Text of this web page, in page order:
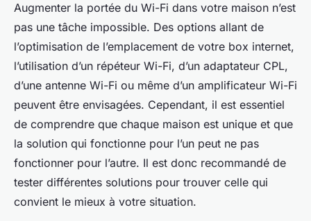
Augmenter la portée du Wi-Fi dans votre maison n’est
pas une tâche impossible. Des options allant de
l’optimisation de l’emplacement de votre box internet,
l’utilisation d’un répéteur Wi-Fi, d’un adaptateur CPL,
d’une antenne Wi-Fi ou même d’un amplificateur Wi-Fi
peuvent être envisagées. Cependant, il est essentiel
de comprendre que chaque maison est unique et que
la solution qui fonctionne pour l’un peut ne pas
fonctionner pour l’autre. Il est donc recommandé de
tester différentes solutions pour trouver celle qui
convient le mieux à votre situation.